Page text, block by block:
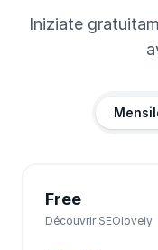
Iniziate
Free
Découvrir SEOlovely